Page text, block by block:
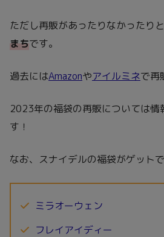
ただし再販があったりなかったりと
まちです。
過去にはAmazonやアイルミネで再
2023年の福袋の再販については情
す！
なお、スナイデルの福袋がゲット
ミラオーウェン
フレイアイディー